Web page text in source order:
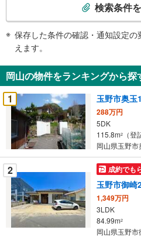
知
を
受
け
取
る
・
条
件
を
マ
イ
ペ
検索条件
保存した条件の確認・通知設定の
えます。
岡山の物件をランキングから探
1
玉野市奥玉
288万円
5DK
115.8m2
（登
岡山県玉野市
2 成約でも
玉野市御崎
1,349万円
3LDK
84.99m2
岡山県玉野市